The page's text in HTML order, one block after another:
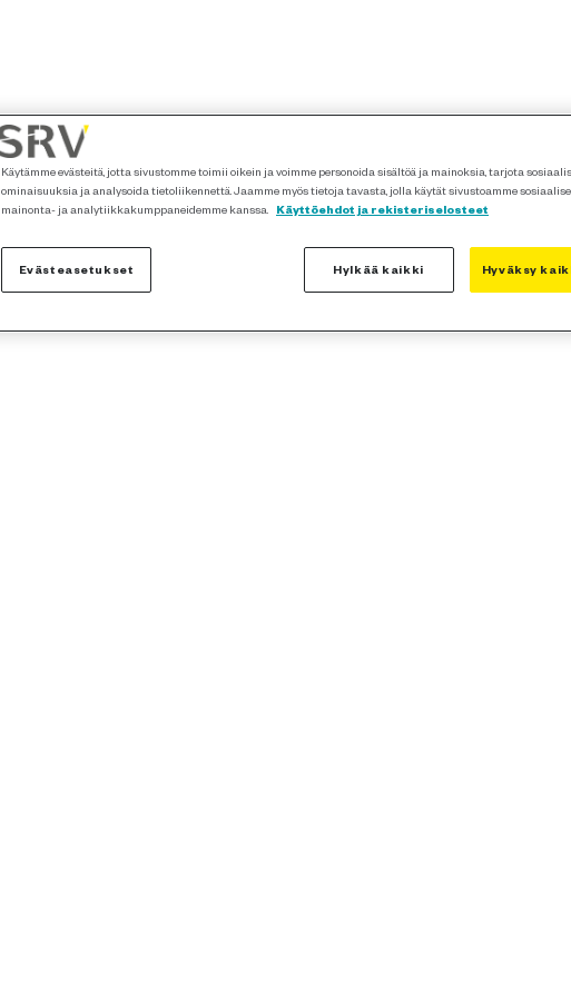
Käytämme evästeitä, jotta sivustomme toimii oikein ja voimme personoida sisältöä ja mainoksia, tarjota
ominaisuuksia ja analysoida tietoliikennettä. Jaamme myös tietoja tavasta, jolla käytät sivustoamme
mainonta- ja analytiikkakumppaneidemme kanssa.
Käyttöehdot ja rekisteriselosteet
Evästeasetukset Hylkää kaikki Hyväksy